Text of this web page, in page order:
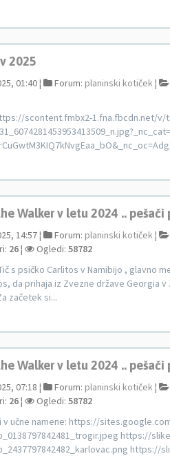
2025
01:40 ¦ Forum: planinski kotiček¦
scontent.fmbx2-1.fna.fbcdn.net/v/
Walker v letu 2024 ..
14:57 ¦ Forum: planinski kotiček¦
26¦ Ogledi: 58782
s psičko Carlitos v Namibijo , glavno
da prihaja iz Zvezne države Georgia v
začetek si...
Walker v letu 2024 ..
07:18 ¦ Forum: planinski kotiček¦
26¦ Ogledi: 58782
učne namene: https://
https://
https://